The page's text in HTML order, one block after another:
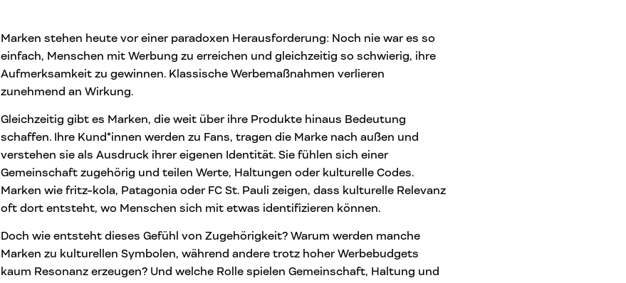
Marken stehen heute vor einer paradoxen Herausforderung: Noch nie war es so
einfach, Menschen mit Werbung zu erreichen und gleichzeitig so schwierig, ihre
Aufmerksamkeit zu gewinnen. Klassische Werbemaßnahmen verlieren
zunehmend an Wirkung.
Gleichzeitig gibt es Marken, die weit über ihre Produkte hinaus Bedeutung
schaffen. Ihre Kund*innen werden zu Fans, tragen die Marke nach außen und
verstehen sie als Ausdruck ihrer eigenen Identität. Sie fühlen sich einer
Gemeinschaft zugehörig und teilen Werte, Haltungen oder kulturelle Codes.
Marken wie fritz-kola, Patagonia oder FC St. Pauli zeigen, dass kulturelle Relevanz
oft dort entsteht, wo Menschen sich mit etwas identifizieren können.
Doch wie entsteht dieses Gefühl von Zugehörigkeit? Warum werden manche
Marken zu kulturellen Symbolen, während andere trotz hoher Werbebudgets
kaum Resonanz erzeugen? Und welche Rolle spielen Gemeinschaft, Haltung und